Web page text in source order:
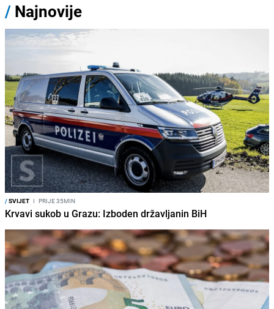
/ Najnovije
/SVIJET I PRIJE 35MIN
Krvavi sukob u Grazu: Izboden državljanin BiH